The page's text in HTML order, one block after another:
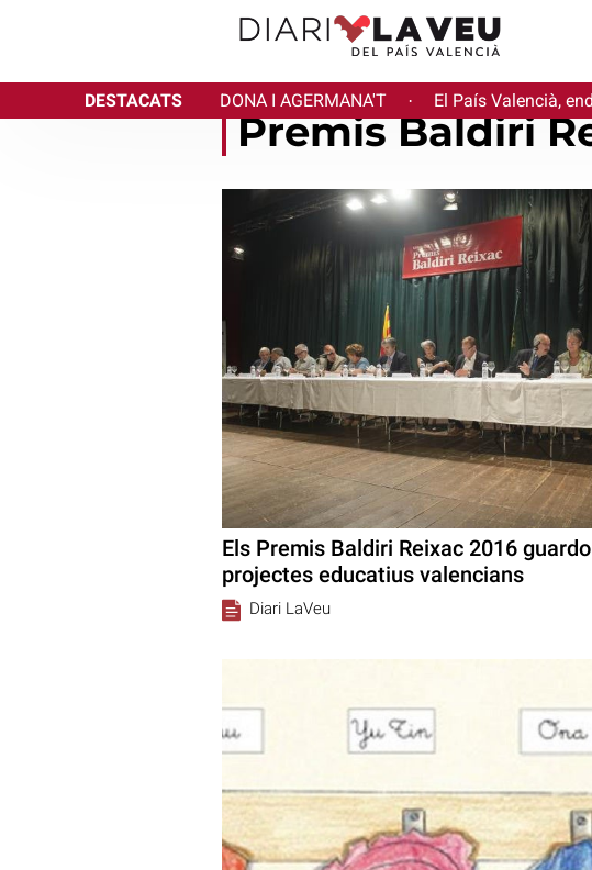
DESTACATS DONA I AGERMANA'T · El País Valencià,
Premis Baldiri
Els Premis Baldiri Reixac 2016
projectes educatius valencians
Diari LaVeu